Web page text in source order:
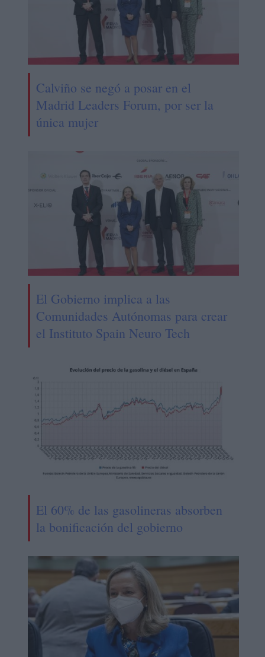
Calviño se negó a posar en el
Madrid Leaders Forum, por ser la
única mujer
El Gobierno implica a las
Comunidades Autónomas para crear
el Instituto Spain Neuro Tech
El 60% de las gasolineras absorben
la bonificación del gobierno